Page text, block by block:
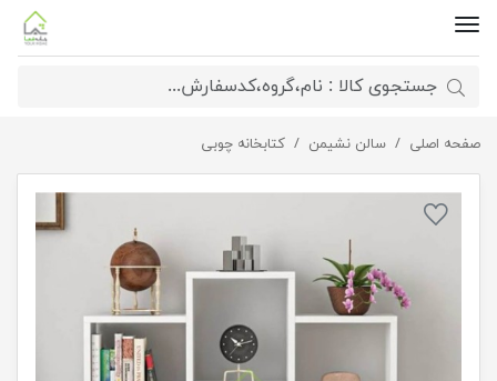
صفحه اصلی سالن نشیمن کتابخانه چوبی کتابخانه ساده چوبی